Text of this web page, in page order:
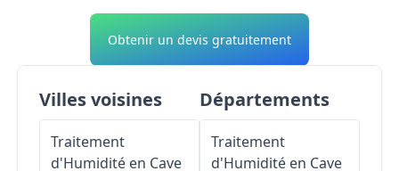
Obtenir un devis gratuitement
Villes voisines
Traitement
d'Humidité en Cave
Départements
Traitement
d'Humidité en Cave